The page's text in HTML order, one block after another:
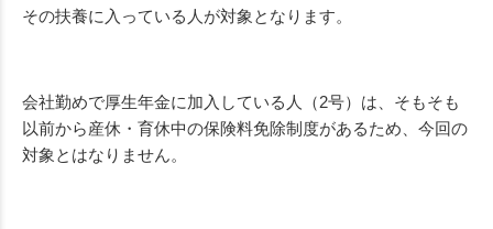
その扶養に入っている人が対象となります。
会社勤めで厚生年金に加入している人（2号）は、そもそも
以前から産休・育休中の保険料免除制度があるため、今回の
対象とはなりません。